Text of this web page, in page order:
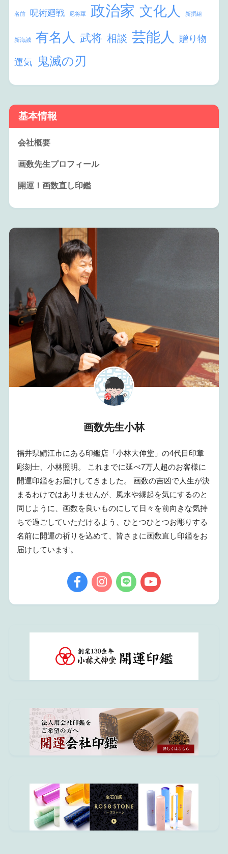
名前 呪術廻戦 尼将軍 政治家 文化人 新撰組
新海誠 有名人 武将 相談 芸能人 贈り物
運気 鬼滅の刃
基本情報
会社概要
画数先生プロフィール
開運！画数直し印鑑
画数先生小林
福井県鯖江市にある印鑑店「小林大伸堂」の4代目印章
彫刻士、小林照明。 これまでに延べ7万人超のお客様に
開運印鑑をお届けしてきました。 画数の吉凶で人生が決
まるわけではありませんが、風水や縁起を気にするのと
同じように、画数を良いものにして日々を前向きな気持
ちで過ごしていただけるよう、ひとつひとつお彫りする
名前に開運の祈りを込めて、皆さまに画数直し印鑑をお
届けしています。